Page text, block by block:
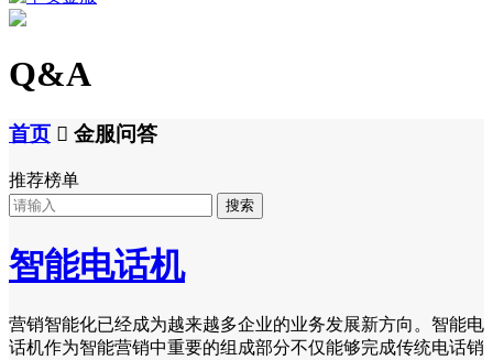
Q&A
首页  金服问答
推荐榜单
搜索
智能电话机
营销智能化已经成为越来越多企业的业务发展新方向。智能电
话机作为智能营销中重要的组成部分不仅能够完成传统电话销